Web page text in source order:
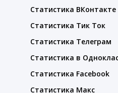
Статистика ВКонтакте
Статистика Тик Ток
Статистика Телеграм
Статистика в
Статистика Facebook
Статистика Макс